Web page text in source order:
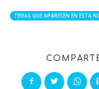
TEMAS QUE APARECEN EN ESTA